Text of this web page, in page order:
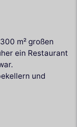
m² großen
ein Restaurant
und